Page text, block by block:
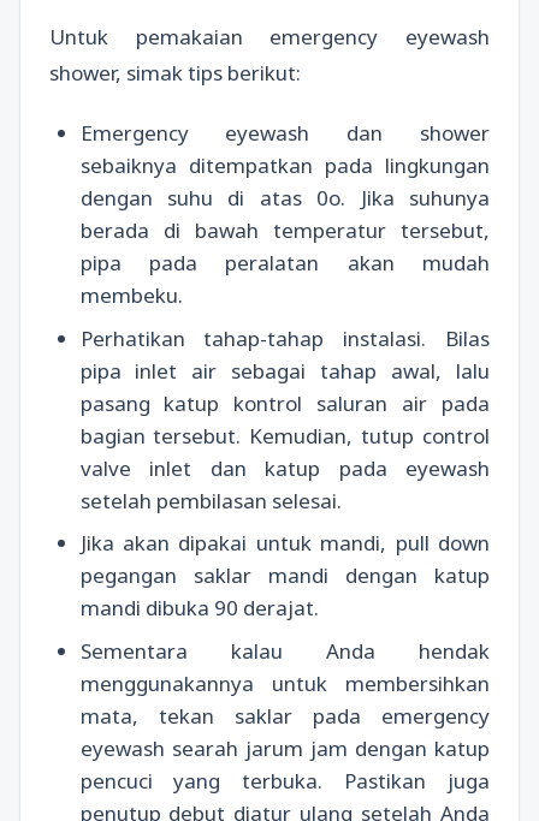
Untuk pemakaian emergency eyewash
shower, simak tips berikut:
Emergency eyewash dan shower
sebaiknya ditempatkan pada lingkungan
dengan suhu di atas 0o. Jika suhunya
berada di bawah temperatur tersebut,
pipa pada peralatan akan mudah
membeku.
Perhatikan tahap-tahap instalasi. Bilas
pipa inlet air sebagai tahap awal, lalu
pasang katup kontrol saluran air pada
bagian tersebut. Kemudian, tutup control
valve inlet dan katup pada eyewash
setelah pembilasan selesai.
Jika akan dipakai untuk mandi, pull down
pegangan saklar mandi dengan katup
mandi dibuka 90 derajat.
Sementara kalau Anda hendak
menggunakannya untuk membersihkan
mata, tekan saklar pada emergency
eyewash searah jarum jam dengan katup
pencuci yang terbuka. Pastikan juga
penutup debut diatur ulang setelah Anda